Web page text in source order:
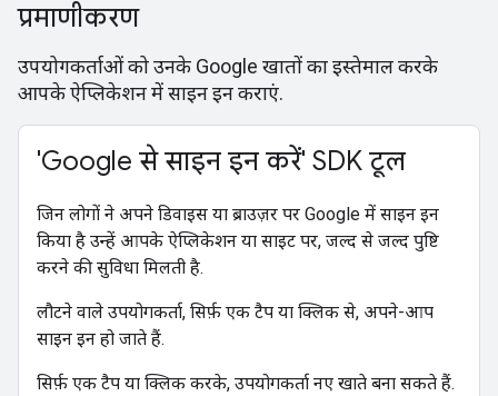
प्रमाणीकरण
उपयोगकर्ताओं को उनके Google खातों का इस्तेमाल करके
आपके ऐप्लिकेशन में साइन इन कराएं.
'Google से साइन इन करें' SDK टूल
जिन लोगों ने अपने डिवाइस या ब्राउज़र पर Google में साइन इन
किया है उन्हें आपके ऐप्लिकेशन या साइट पर, जल्द से जल्द पुष्टि
करने की सुविधा मिलती है.
लौटने वाले उपयोगकर्ता, सिर्फ़ एक टैप या क्लिक से, अपने-आप
साइन इन हो जाते हैं.
सिर्फ़ एक टैप या क्लिक करके, उपयोगकर्ता नए खाते बना सकते हैं.